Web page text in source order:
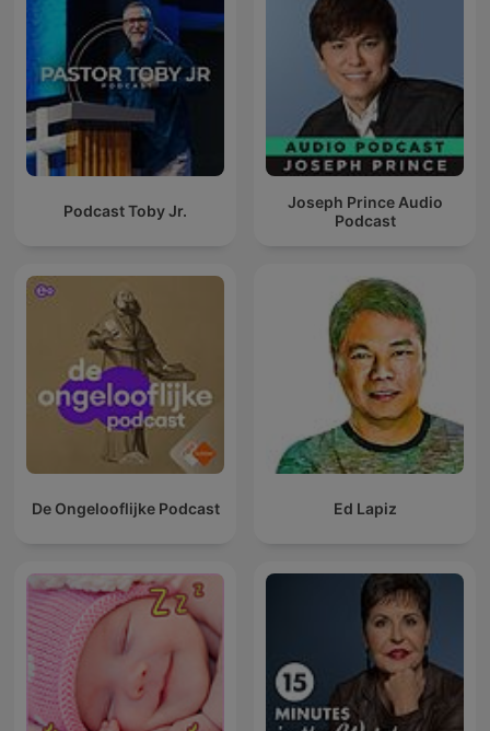
Podcast Toby Jr.
Joseph Prince Audio
Podcast
De Ongelooflijke Podcast Ed Lapiz